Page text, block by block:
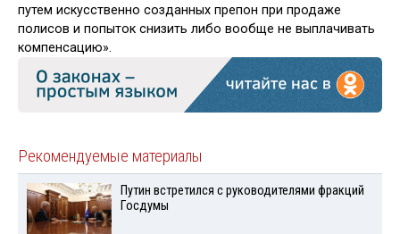
путем искусственно созданных препон при продаже
полисов и попыток снизить либо вообще не выплачивать
компенсацию».
Рекомендуемые материалы
Путин встретился с руководителями фракций
Госдумы